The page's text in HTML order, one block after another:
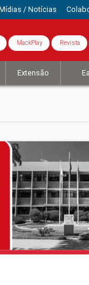
/ Notícias
MackPlay Revista
Extensão